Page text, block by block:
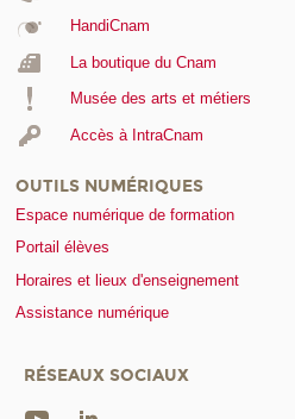
HandiCnam
La boutique du Cnam
Musée des arts et métiers
Accès à IntraCnam
OUTILS NUMÉRIQUES
Espace numérique de formation
Portail élèves
Horaires et lieux d'enseignement
Assistance numérique
RÉSEAUX SOCIAUX